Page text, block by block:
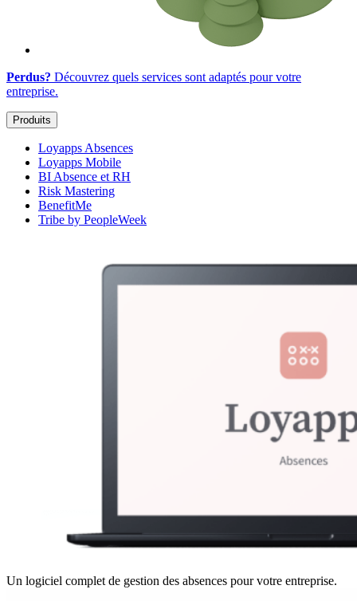
Perdus? Découvrez quels services sont adaptés pour votre
entreprise.
Produits
Loyapps Absences
Loyapps Mobile
BI Absence et RH
Risk Mastering
BenefitMe
Tribe by PeopleWeek
Un logiciel complet de gestion des absences pour votre entreprise.